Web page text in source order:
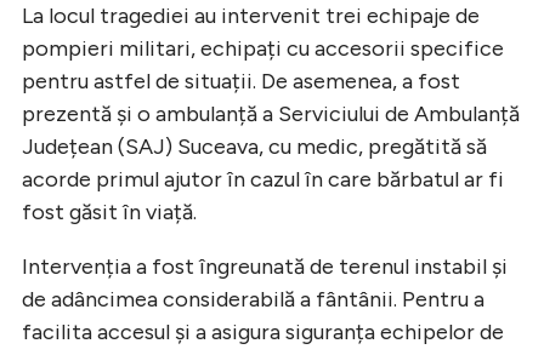
La locul tragediei au intervenit trei echipaje de
pompieri militari, echipați cu accesorii specifice
pentru astfel de situații. De asemenea, a fost
prezentă și o ambulanță a Serviciului de Ambulanță
Județean (SAJ) Suceava, cu medic, pregătită să
acorde primul ajutor în cazul în care bărbatul ar fi
fost găsit în viață.
Intervenția a fost îngreunată de terenul instabil și
de adâncimea considerabilă a fântânii. Pentru a
facilita accesul și a asigura siguranța echipelor de